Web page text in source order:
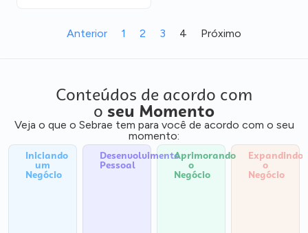
Anterior 1 2 3 4 Próximo
Conteúdos de acordo com
o seu Momento
Veja o que o Sebrae tem para você de acordo com o seu
momento:
Iniciando
um
Negócio
Desenvolvimento
Pessoal
Aprimorando
o
Negócio
Expandindo
o
Negócio